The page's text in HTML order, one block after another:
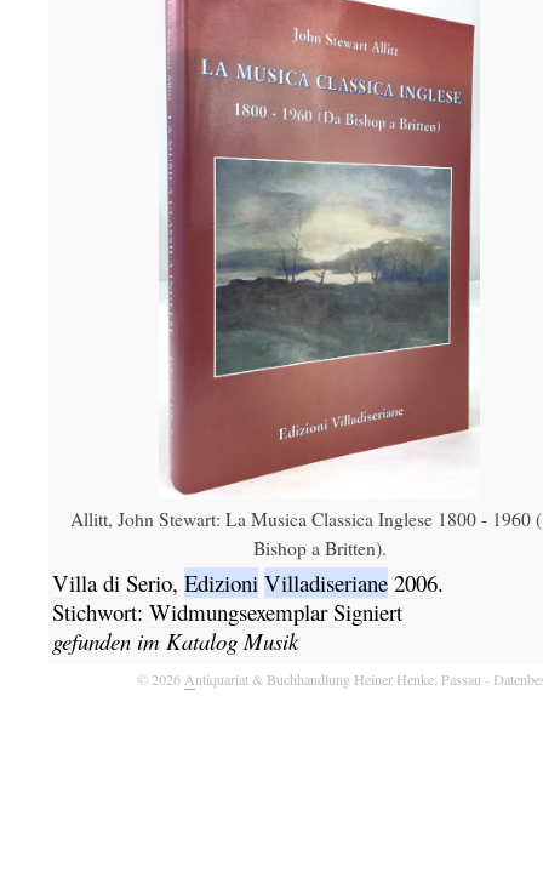
Allitt, John Stewart: La Musica Classica Inglese 1800 - 1960
Bishop a Britten).
Villa di Serio, Edizioni Villadiseriane 2006.
Stichwort: Widmungsexemplar Signiert
gefunden im Katalog Musik
© 2026 Antiquariat & Buchhandlung Heiner Henke, Passau -